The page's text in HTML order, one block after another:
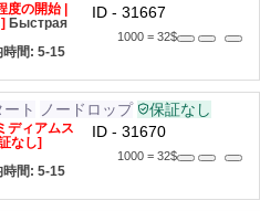
の開始 |
Быстрая
時間: 5-15
ID - 31667
1000 = 32$
ト ノードロップ 保証なし
ディアムス
なし]
時間: 5-15
ID - 31670
1000 = 32$